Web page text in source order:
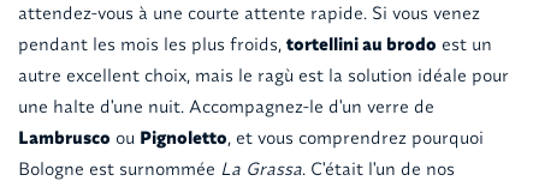
attendez-vous à une courte attente rapide. Si vous venez
pendant les mois les plus froids, tortellini au brodo est un
autre excellent choix, mais le ragù est la solution idéale pour
une halte d'une nuit. Accompagnez-le d'un verre de
Lambrusco ou Pignoletto, et vous comprendrez pourquoi
Bologne est surnommée La Grassa. C'était l'un de nos